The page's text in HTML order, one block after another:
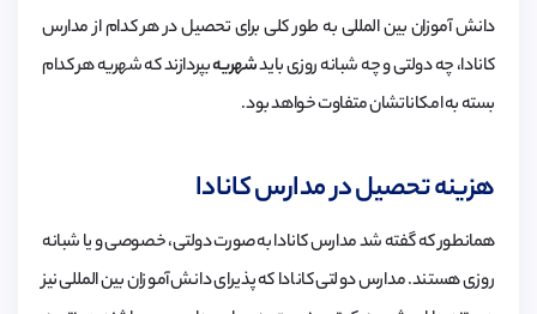
دانش آموزان بین المللی به طور کلی برای تحصیل در هر کدام از مدارس
کانادا، چه دولتی و چه شبانه روزی بایدشهریهبپردازند که شهریه هر کدام
بسته به امکاناتشان متفاوت خواهد بود.
هزینه تحصیل در مدارس کانادا
همانطور که گفته شد مدارس کانادا به صورت دولتی، خصوصی و یا شبانه
روزی هستند. مدارس دولتی کانادا که پذیرای دانش آموزان بین المللی نیز